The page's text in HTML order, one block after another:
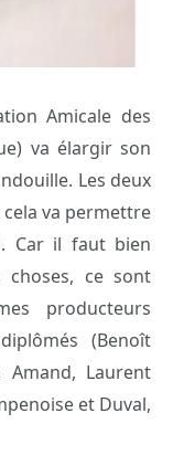
Amicale des
va élargir son
Les deux
va permettre
Car il faut bien
ce sont
producteurs
(Benoît
Amand, Laurent
et Duval,